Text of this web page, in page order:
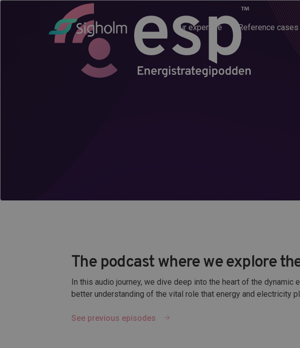
Our expertise Reference cases
The podcast where we explore
In this audio journey, we dive deep into the heart of the
better understanding of the vital role that energy and electricity
See previous episodes